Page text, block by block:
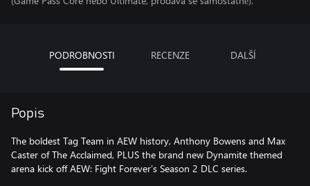
PODROBNOSTI RECENZE DALŠÍ
Popis
The boldest Tag Team in AEW history, Anthony Bowens and Max
Caster of The Acclaimed, PLUS the brand new Dynamite themed
arena kick off AEW: Fight Forever’s Season 2 DLC series.